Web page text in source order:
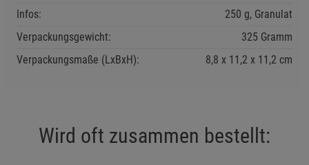
Infos:
250 g, Granulat
Verpackungsgewicht:
325 Gramm
Verpackungsmaße (LxBxH):
8,8 11,2 11,2 cm
Wird oft zusammen bestellt:
Statistik Cookies (2) Statistik Cookies
Marketing Cookies (3) Marketing Cookies